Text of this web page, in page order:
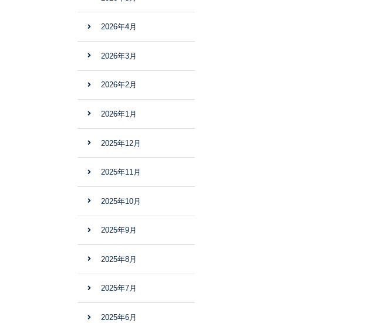
2026年4月
2026年3月
2026年2月
2026年1月
2025年12月
2025年11月
2025年10月
2025年9月
2025年8月
2025年7月
2025年6月